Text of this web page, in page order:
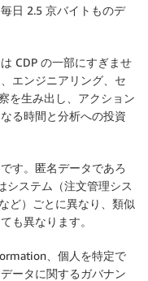
日 2.5 京バイトものデ
CDP の一部にすぎませ
エンジニアリング、セ
を生み出し、アクション
る時間と分析への投資
す。匿名データであろ
システム（注文管理シス
ど）ごとに異なり、類似
も異なります。
、個人を特定で
ータに関するガバナン